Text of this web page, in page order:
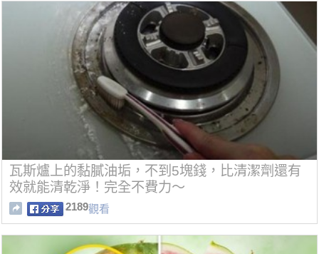
瓦斯爐上的黏膩油垢，不到5塊錢，比清潔劑還有
效就能清乾淨！完全不費力～
2189觀看